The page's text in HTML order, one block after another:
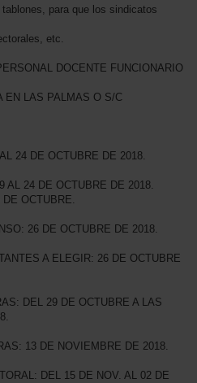
para que los sindicatos
etc.
DOCENTE FUNCIONARIO
EN LAS PALMAS O S/C
24 DE OCTUBRE DE 2018.
AL 24 DE OCTUBRE DE 2018.
OCTUBRE.
26 DE OCTUBRE DE 2018.
A ELEGIR: 26 DE OCTUBRE
DEL 29 DE OCTUBRE A LAS
13 DE NOVIEMBRE DE 2018.
DEL 15 DE NOV. AL 02 DE